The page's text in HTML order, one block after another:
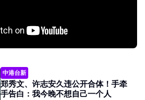
中港台新
郑秀文、许志安久违公开合体！手牵
手告白：我今晚不想自己一个人